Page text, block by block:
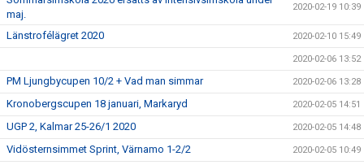
maj.
2020-02-19 10:39
Länstrofélägret 2020 2020-02-10 15:49
2020-02-06 13:52
PM Ljungbycupen 10/2 + Vad man simmar 2020-02-06 13:28
Kronobergscupen 18 januari, Markaryd 2020-02-05 14:51
UGP 2, Kalmar 25-26/1 2020 2020-02-05 14:48
Vidösternsimmet Sprint, Värnamo 1-2/2 2020-02-05 10:49